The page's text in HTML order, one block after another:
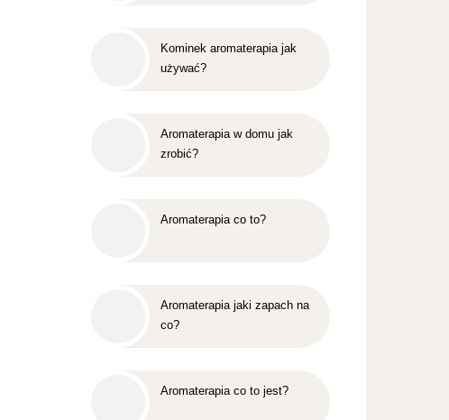
Kominek aromaterapia jak
używać?
Aromaterapia w domu jak
zrobić?
Aromaterapia co to?
Aromaterapia jaki zapach na
co?
Aromaterapia co to jest?